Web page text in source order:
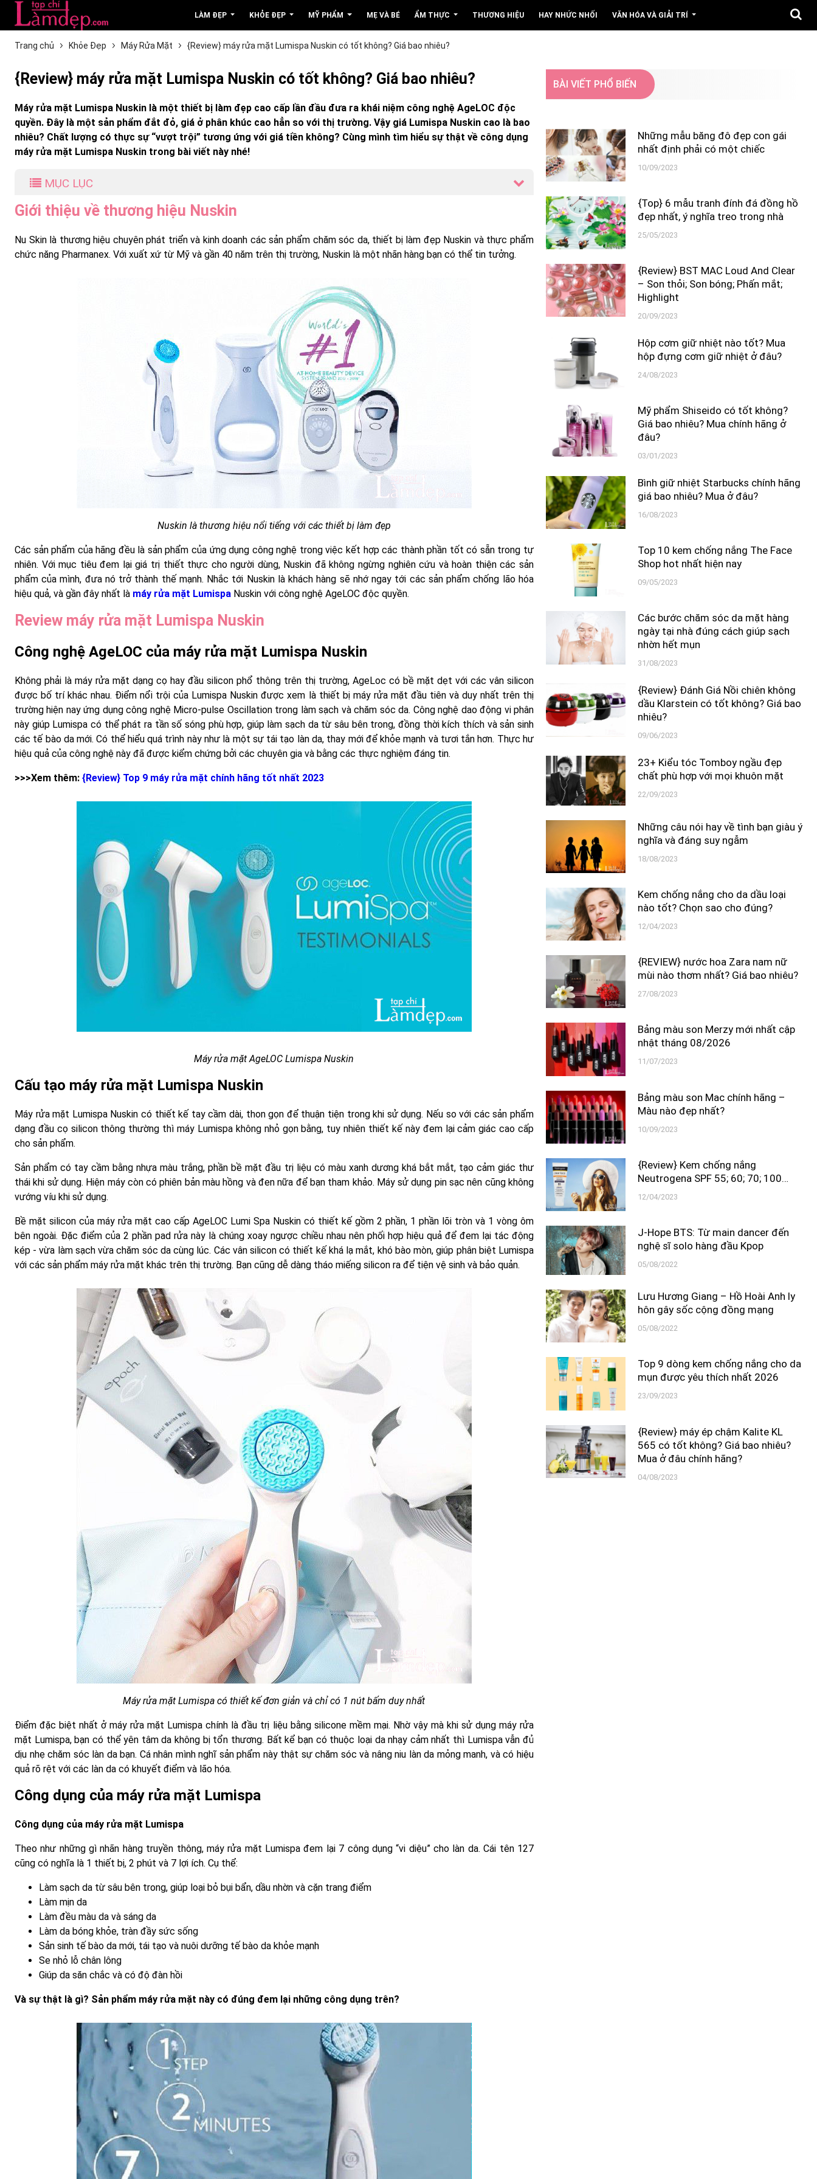
LÀM ĐẸP KHỎE ĐẸP MỸ PHẨM MẸ VÀ BÉ ẨM THỰC THƯƠNG HIỆU HAY NHỨC NHỐI VĂN HÓA VÀ GIẢI TRÍ
Trang chủ Khỏe Đẹp Máy Rửa Mặt {Review} máy rửa mặt Lumispa Nuskin có tốt không? Giá bao nhiêu?
{Review} máy rửa mặt Lumispa Nuskin có tốt không? Giá bao nhiêu?
Máy rửa mặt Lumispa Nuskin là một thiết bị làm đẹp cao cấp lần đầu đưa ra khái niệm công nghệ AgeLOC độc
quyền. Đây là một sản phẩm đắt đỏ, giá ở phân khúc cao hẳn so với thị trường. Vậy giá Lumispa Nuskin cao là bao
nhiêu? Chất lượng có thực sự “vượt trội” tương ứng với giá tiền không? Cùng mình tìm hiểu sự thật về công dụng
máy rửa mặt Lumispa Nuskin trong bài viết này nhé!
MỤC LỤC
Giới thiệu về thương hiệu Nuskin
Nu Skin là thương hiệu chuyên phát triển và kinh doanh các sản phẩm chăm sóc da, thiết bị làm đẹp Nuskin và thực phẩm
chức năng Pharmanex. Với xuất xứ từ Mỹ và gần 40 năm trên thị trường, Nuskin là một nhãn hàng bạn có thể tin tưởng.
Nuskin là thương hiệu nổi tiếng với các thiết bị làm đẹp
Các sản phẩm của hãng đều là sản phẩm của ứng dụng công nghệ trong việc kết hợp các thành phần tốt có sẵn trong tự
nhiên. Với mục tiêu đem lại giá trị thiết thực cho người dùng, Nuskin đã không ngừng nghiên cứu và hoàn thiện các sản
phẩm của mình, đưa nó trở thành thế mạnh. Nhắc tới Nuskin là khách hàng sẽ nhớ ngay tới các sản phẩm chống lão hóa
hiệu quả, và gần đây nhất là máy rửa mặt Lumispa Nuskin với công nghệ AgeLOC độc quyền.
Review máy rửa mặt Lumispa Nuskin
Công nghệ AgeLOC của máy rửa mặt Lumispa Nuskin
Không phải là máy rửa mặt dạng cọ hay đầu silicon phổ thông trên thị trường, AgeLoc có bề mặt dẹt với các vân silicon
được bố trí khác nhau. Điểm nổi trội của Lumispa Nuskin được xem là thiết bị máy rửa mặt đầu tiên và duy nhất trên thị
trường hiện nay ứng dụng công nghệ Micro-pulse Oscillation trong làm sạch và chăm sóc da. Công nghệ dao động vi phân
này giúp Lumispa có thể phát ra tần số sóng phù hợp, giúp làm sạch da từ sâu bên trong, đồng thời kích thích và sản sinh
các tế bào da mới. Có thể hiểu quá trình này như là một sự tái tạo làn da, thay mới để khỏe mạnh và tươi tắn hơn. Thực hư
hiệu quả của công nghệ này đã được kiểm chứng bởi các chuyên gia và bằng các thực nghiệm đáng tin.
>>>Xem thêm: {Review} Top 9 máy rửa mặt chính hãng tốt nhất 2023
Máy rửa mặt AgeLOC Lumispa Nuskin
Cấu tạo máy rửa mặt Lumispa Nuskin
Máy rửa mặt Lumispa Nuskin có thiết kế tay cầm dài, thon gọn để thuận tiện trong khi sử dụng. Nếu so với các sản phẩm
dạng đầu cọ silicon thông thường thì máy Lumispa không nhỏ gọn bằng, tuy nhiên thiết kế này đem lại cảm giác cao cấp
cho sản phẩm.
Sản phẩm có tay cầm bằng nhựa màu trắng, phần bề mặt đầu trị liệu có màu xanh dương khá bắt mắt, tạo cảm giác thư
thái khi sử dụng. Hiện máy còn có phiên bản màu hồng và đen nữa để bạn tham khảo. Máy sử dụng pin sạc nên cũng không
vướng víu khi sử dụng.
Bề mặt silicon của máy rửa mặt cao cấp AgeLOC Lumi Spa Nuskin có thiết kế gồm 2 phần, 1 phần lõi tròn và 1 vòng ôm
bên ngoài. Đặc điểm của 2 phần pad rửa này là chúng xoay ngược chiều nhau nên phối hợp hiệu quả để đem lại tác động
kép - vừa làm sạch vừa chăm sóc da cùng lúc. Các vân silicon có thiết kế khá lạ mắt, khó bào mòn, giúp phân biệt Lumispa
với các sản phẩm máy rửa mặt khác trên thị trường. Bạn cũng dễ dàng tháo miếng silicon ra để tiện vệ sinh và bảo quản.
Máy rửa mặt Lumispa có thiết kế đơn giản và chỉ có 1 nút bấm duy nhất
Điểm đặc biệt nhất ở máy rửa mặt Lumispa chính là đầu trị liệu bằng silicone mềm mại. Nhờ vậy mà khi sử dụng máy rửa
mặt Lumispa, bạn có thể yên tâm da không bị tổn thương. Bất kể bạn có thuộc loại da nhạy cảm nhất thì Lumispa vẫn đủ
dịu nhẹ chăm sóc làn da bạn. Cá nhân mình nghĩ sản phẩm này thật sự chăm sóc và nâng niu làn da mỏng manh, và có hiệu
quả rõ rệt với các làn da có khuyết điểm và lão hóa.
Công dụng của máy rửa mặt Lumispa
Công dụng của máy rửa mặt Lumispa
Theo như những gì nhãn hàng truyền thông, máy rửa mặt Lumispa đem lại 7 công dụng “vi diệu” cho làn da. Cái tên 127
cũng có nghĩa là 1 thiết bị, 2 phút và 7 lợi ích. Cụ thể:
Làm sạch da từ sâu bên trong, giúp loại bỏ bụi bẩn, dầu nhờn và cặn trang điểm
Làm mịn da
Làm đều màu da và sáng da
Làm da bóng khỏe, tràn đầy sức sống
Sản sinh tế bào da mới, tái tạo và nuôi dưỡng tế bào da khỏe mạnh
Se nhỏ lỗ chân lông
Giúp da săn chắc và có độ đàn hồi
Và sự thật là gì? Sản phẩm máy rửa mặt này có đúng đem lại những công dụng trên?
BÀI VIẾT PHỔ BIẾN
Những mẫu băng đô đẹp con gái
nhất định phải có một chiếc
10/09/2023
{Top} 6 mẫu tranh đính đá đồng hồ
đẹp nhất, ý nghĩa treo trong nhà
25/05/2023
{Review} BST MAC Loud And Clear
– Son thỏi; Son bóng; Phấn mắt;
Highlight
20/09/2023
Hộp cơm giữ nhiệt nào tốt? Mua
hộp đựng cơm giữ nhiệt ở đâu?
24/08/2023
Mỹ phẩm Shiseido có tốt không?
Giá bao nhiêu? Mua chính hãng ở
đâu?
03/01/2023
Bình giữ nhiệt Starbucks chính hãng
giá bao nhiêu? Mua ở đâu?
16/08/2023
Top 10 kem chống nắng The Face
Shop hot nhất hiện nay
09/05/2023
Các bước chăm sóc da mặt hàng
ngày tại nhà đúng cách giúp sạch
nhờn hết mụn
31/08/2023
{Review} Đánh Giá Nồi chiên không
dầu Klarstein có tốt không? Giá bao
nhiêu?
09/06/2023
23+ Kiểu tóc Tomboy ngầu đẹp
chất phù hợp với mọi khuôn mặt
22/09/2023
Những câu nói hay về tình bạn giàu ý
nghĩa và đáng suy ngẫm
18/08/2023
Kem chống nắng cho da dầu loại
nào tốt? Chọn sao cho đúng?
12/04/2023
{REVIEW} nước hoa Zara nam nữ
mùi nào thơm nhất? Giá bao nhiêu?
27/08/2023
Bảng màu son Merzy mới nhất cập
nhật tháng 08/2026
11/07/2023
Bảng màu son Mac chính hãng –
Màu nào đẹp nhất?
10/09/2023
{Review} Kem chống nắng
Neutrogena SPF 55; 60; 70; 100…
12/04/2023
J-Hope BTS: Từ main dancer đến
nghệ sĩ solo hàng đầu Kpop
05/08/2022
Lưu Hương Giang – Hồ Hoài Anh ly
hôn gây sốc cộng đồng mạng
05/08/2022
Top 9 dòng kem chống nắng cho da
mụn được yêu thích nhất 2026
23/09/2023
{Review} máy ép chậm Kalite KL
565 có tốt không? Giá bao nhiêu?
Mua ở đâu chính hãng?
04/08/2023